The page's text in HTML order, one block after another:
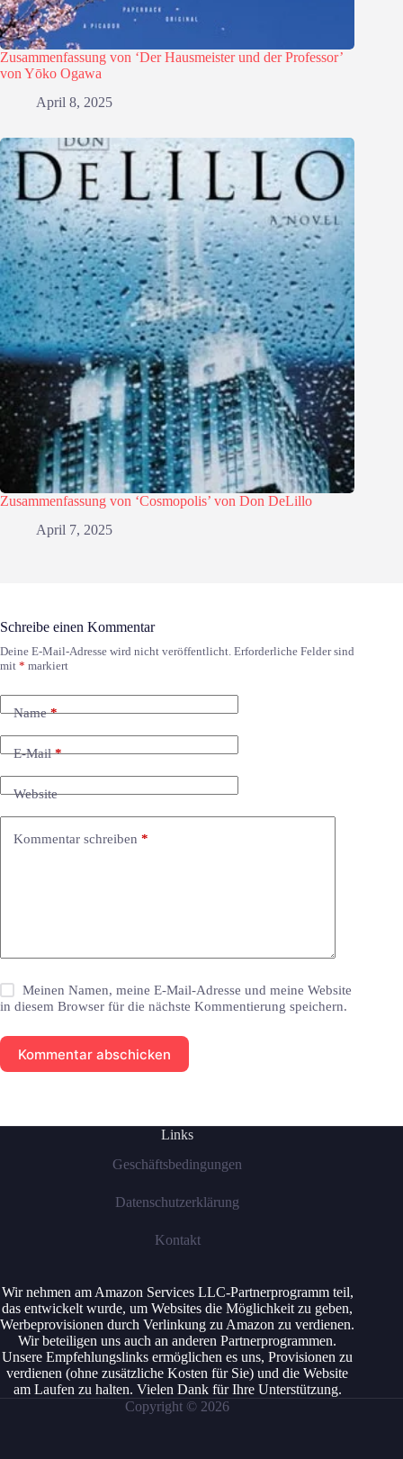
Zusammenfassung von ‘Der Hausmeister und der Professor’
von Yōko Ogawa
April 8, 2025
Zusammenfassung von ‘Cosmopolis’ von Don DeLillo
April 7, 2025
Schreibe einen Kommentar
Deine E-Mail-Adresse wird nicht veröffentlicht. Erforderliche Felder sind
mit * markiert
Name*
E-Mail*
Website
Kommentar schreiben *
Meinen Namen, meine E-Mail-Adresse und meine Website
in diesem Browser für die nächste Kommentierung speichern.
Kommentar abschicken
Links
Geschäftsbedingungen
Datenschutzerklärung
Kontakt
Wir nehmen am Amazon Services LLC-Partnerprogramm teil,
das entwickelt wurde, um Websites die Möglichkeit zu geben,
Werbeprovisionen durch Verlinkung zu Amazon zu verdienen.
Wir beteiligen uns auch an anderen Partnerprogrammen.
Unsere Empfehlungslinks ermöglichen es uns, Provisionen zu
verdienen (ohne zusätzliche Kosten für Sie) und die Website
am Laufen zu halten. Vielen Dank für Ihre Unterstützung.
Copyright © 2026